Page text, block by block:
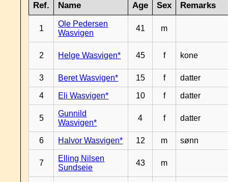
Ref. Name Age Sex Remarks
1
Ole Pedersen
Wasvigen
41 m
2 Helge Wasvigen* 45 f kone
3 Beret Wasvigen* 15 f datter
4 Eli Wasvigen* 10 f datter
5
Gunnild
Wasvigen*
4 f datter
6 Halvor Wasvigen* 12 m sønn
7
Elling Nilsen
Sundseie
43 m